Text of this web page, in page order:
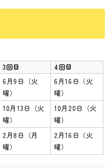
3回目
4回目
6月9日（火
曜）
6月16日（火
曜）
10月13日（火
曜）
10月20日（火
曜）
2月8日（月
曜）
2月16日（火
曜）